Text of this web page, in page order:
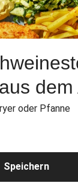
oder Pfanne
Speichern